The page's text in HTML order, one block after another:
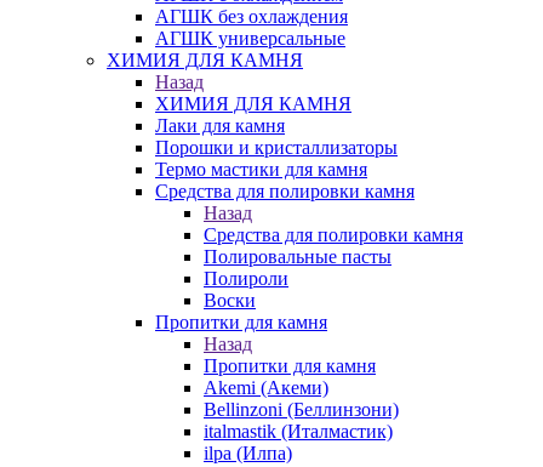
АГШК без охлаждения
АГШК универсальные
ХИМИЯ ДЛЯ КАМНЯ
Назад
ХИМИЯ ДЛЯ КАМНЯ
Лаки для камня
Порошки и кристаллизаторы
Термо мастики для камня
Средства для полировки камня
Назад
Средства для полировки камня
Полировальные пасты
Полироли
Воски
Пропитки для камня
Назад
Пропитки для камня
Akemi (Акеми)
Bellinzoni (Беллинзони)
italmastik (Италмастик)
ilpa (Илпа)